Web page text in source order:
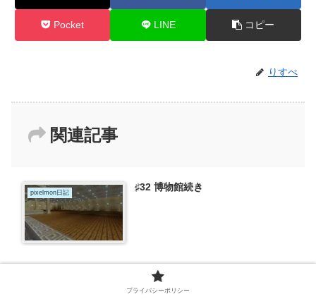
Pocket LINE コピー
りすぺ
関連記事
pixelmon日記 ♯32 博物館続き
♯61 9匹目の色違い
プライバシーポリシー